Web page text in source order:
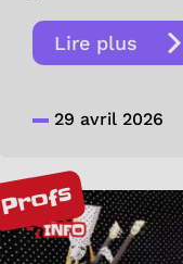
Lire plus
29 avril 2026
Profs